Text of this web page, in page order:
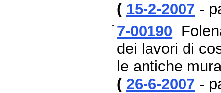
( 15-2-2007 -
7-00190
dei lavori di
le antiche
( 26-6-2007 -